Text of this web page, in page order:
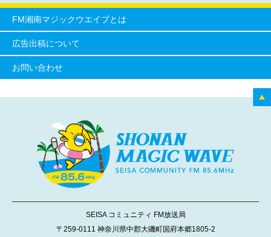
FM湘南マジックウエイブとは
広告出稿について
お問い合わせ
SEISA コミュニティ FM放送局
〒259-0111 神奈川県中郡大磯町国府本郷1805-2